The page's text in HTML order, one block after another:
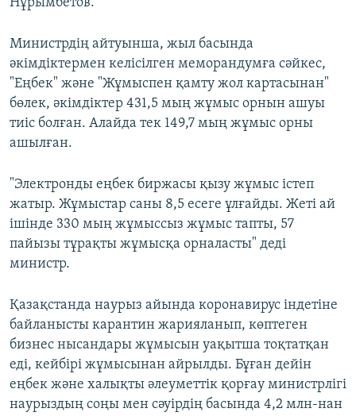
Нұрымбетов.
Министрдің айтуынша, жыл басында
әкімдіктермен келісілген меморандумға сәйкес,
"Еңбек" және "Жұмыспен қамту жол картасынан"
бөлек, әкімдіктер 431,5 мың жұмыс орнын ашуы
тиіс болған. Алайда тек 149,7 мың жұмыс орны
ашылған.
"Электронды еңбек биржасы қызу жұмыс істеп
жатыр. Жұмыстар саны 8,5 есеге ұлғайды. Жеті ай
ішінде 330 мың жұмыссыз жұмыс тапты, 57
пайызы тұрақты жұмысқа орналасты" деді
министр.
Қазақстанда наурыз айында коронавирус індетіне
байланысты карантин жарияланып, көптеген
бизнес нысандары жұмысын уақытша тоқтатқан
еді, кейбірі жұмысынан айрылды. Бұған дейін
еңбек және халықты әлеуметтік қорғау министрлігі
наурыздың соңы мен сәуірдің басында 4,2 млн-нан